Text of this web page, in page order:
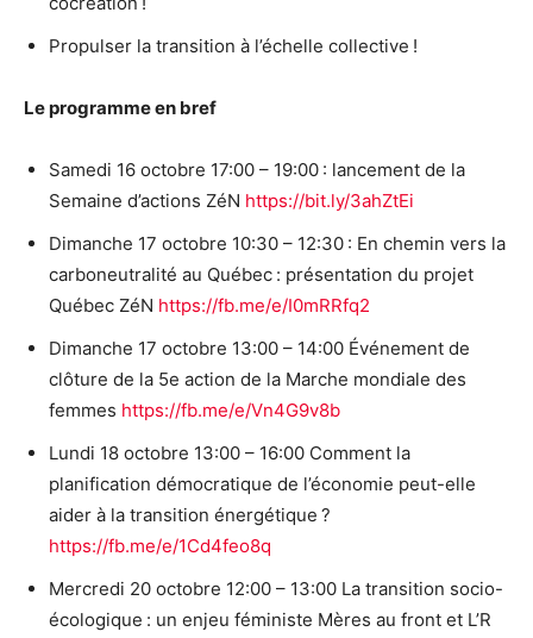
Propulser la transition à l’échelle collective !
Le programme en bref
Samedi 16 octobre 17:00 – 19:00 : lancement de la
Semaine d’actions ZéN https://bit.ly/3ahZtEi
Dimanche 17 octobre 10:30 – 12:30 : En chemin vers la
carboneutralité au Québec : présentation du projet
Québec ZéN https://fb.me/e/I0mRRfq2
Dimanche 17 octobre 13:00 – 14:00 Événement de
clôture de la 5e action de la Marche mondiale des
femmes https://fb.me/e/Vn4G9v8b
Lundi 18 octobre 13:00 – 16:00 Comment la
planification démocratique de l’économie peut-elle
aider à la transition énergétique ?
https://fb.me/e/1Cd4feo8q
Mercredi 20 octobre 12:00 – 13:00 La transition socio-
écologique : un enjeu féministe Mères au front et L’R